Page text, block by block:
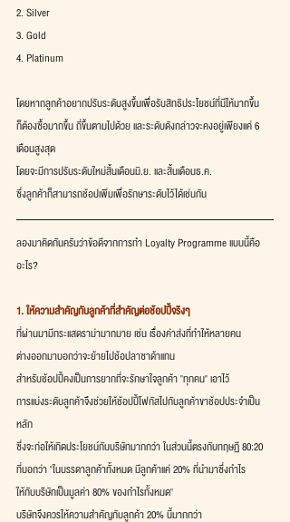
2. Silver
3. Gold
4. Platinum
โดยหากลูกค้าอยากปรับระดับสูงขึ้นเพื่อรับสิทธิประโยชน์ที่มีให้มากขึ้น
ก็ต้องซื้อมากขึ้น ถี่ขึ้นตามไปด้วย และระดับดังกล่าวจะคงอยู่เพียงแค่ 6
เดือนสูงสุด
โดยจะมีการปรับระดับใหม่สิ้นเดือนมิ.ย. และสิ้นเดือนธ.ค.
ซึ่งลูกค้าก็สามารถช้อปเพิ่มเพื่อรักษาระดับไว้ได้เช่นกัน
ลองมาคิดกันครับว่าข้อดีจากการทำ Loyalty Programme แบบนี้คือ
อะไร?
1. ให้ความสำคัญกับลูกค้าที่สำคัญต่อช้อปปี้จริงๆ
ที่ผ่านมามีกระแสดราม่ามากมาย เช่น เรื่องค่าส่งที่ทำให้หลายคน
ต่างออกมาบอกว่าจะย้ายไปช้อปลาซาด้าแทน
สำหรับช้อปปี้คงเป็นการยากที่จะรักษาใจลูกค้า "ทุกคน" เอาไว้
การแบ่งระดับลูกค้าจึงช่วยให้ช้อปปี้โฟกัสไปกับลูกค้าขาช้อปประจำเป็น
หลัก
ซึ่งจะก่อให้เกิดประโยชน์กับบริษัทมากกว่า ในส่วนนี้ตรงกับทฤษฏี 80:20
ที่บอกว่า "ในบรรดาลูกค้าทั้งหมด มีลูกค้าแค่ 20% ที่นำมาซึ่งกำไร
ให้กับบริษัทเป็นมูลค่า 80% ของกำไรทั้งหมด"
บริษัทจึงควรให้ความสำคัญกับลูกค้า 20% นี้มากกว่า